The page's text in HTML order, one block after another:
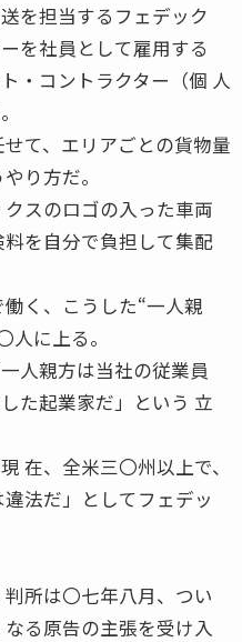
を担当するフェデック
を社員として雇用する
・コントラクター（個 人
て、エリアごとの貨物量
り方だ。
スのロゴの入った車両
を自分で負担して集配
く、こうした“一人親
に上る。
人親方は当社の従業員
た起業家だ」という 立
在、全米三〇州以上で、
法だ」としてフェデッ
所は〇七年八月、つい
る原告の主張を受け入